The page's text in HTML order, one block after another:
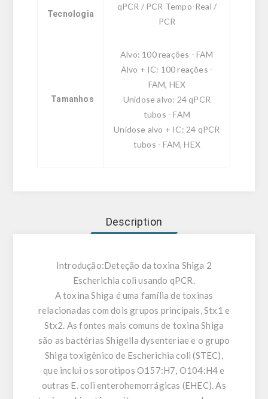
Tecnologia
qPCR / PCR Tempo-Real /
PCR
Tamanhos
Alvo: 100 reações - FAM
Alvo + IC: 100 reações -
FAM, HEX
Unidose alvo: 24 qPCR
tubos - FAM
Unidose alvo + IC: 24 qPCR
tubos - FAM, HEX
Description
Introdução:Deteção da toxina Shiga 2
Escherichia coli usando qPCR.
A toxina Shiga é uma família de toxinas
relacionadas com dois grupos principais, Stx1 e
Stx2. As fontes mais comuns de toxina Shiga
são as bactérias Shigella dysenteriae e o grupo
Shiga toxigênico de Escherichia coli (STEC),
que inclui os sorotipos O157:H7, O104:H4 e
outras E. coli enterohemorrágicas (EHEC). As